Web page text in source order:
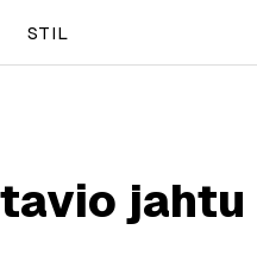
STIL
jahtu